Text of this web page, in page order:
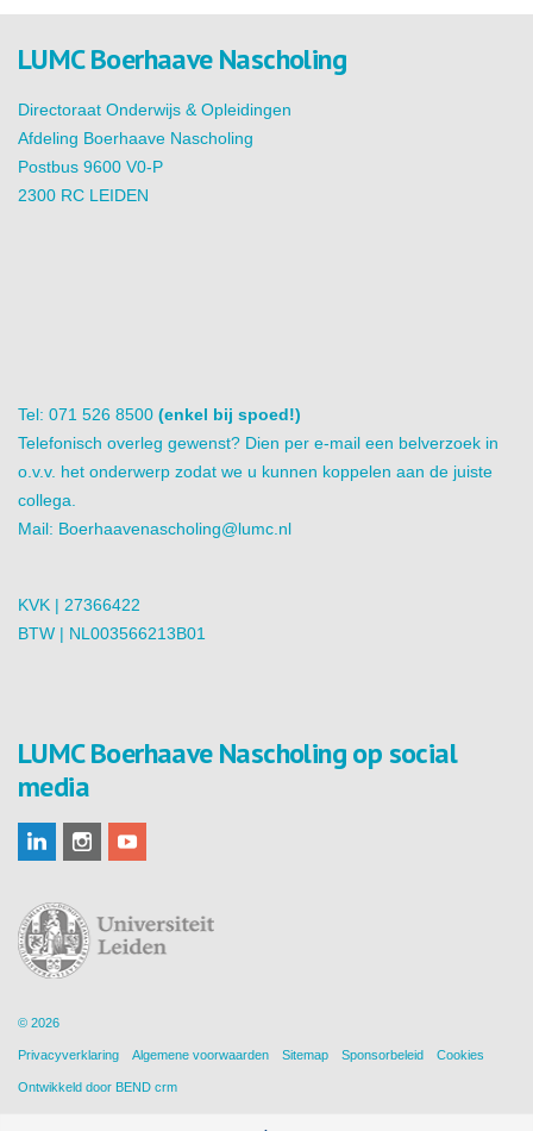
LUMC Boerhaave Nascholing
Directoraat Onderwijs & Opleidingen
Afdeling Boerhaave Nascholing
Postbus 9600 V0-P
2300 RC LEIDEN
Tel: 071 526 8500 (enkel bij spoed!)
Telefonisch overleg gewenst? Dien per e-mail een belverzoek in
o.v.v. het onderwerp zodat we u kunnen koppelen aan de juiste
collega.
Mail: Boerhaavenascholing@lumc.nl
KVK | 27366422
BTW | NL003566213B01
LUMC Boerhaave Nascholing op social
media
© 2026
Privacyverklaring Algemene voorwaarden Sitemap Sponsorbeleid Cookies
Ontwikkeld door BEND crm